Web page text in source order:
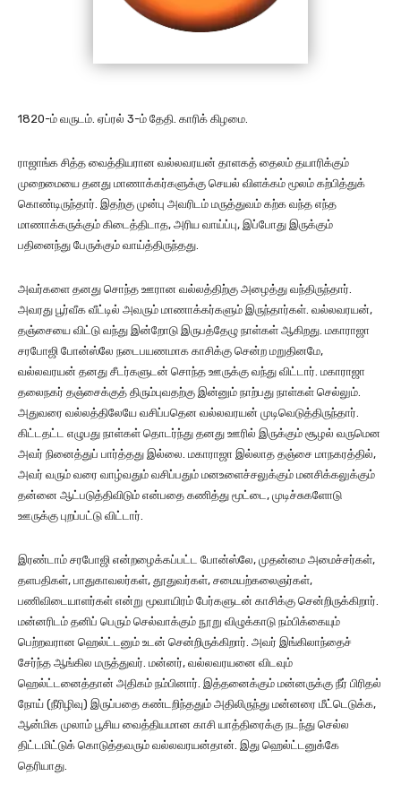
1820-ம் வருடம். ஏப்ரல் 3-ம் தேதி. காரிக் கிழமை.
ராஜாங்க சித்த வைத்தியரான வல்லவரயன் தாளகத் தைலம் தயாரிக்கும்
முறைமையை தனது மாணாக்கர்களுக்கு செயல் விளக்கம் மூலம் கற்பித்துக்
கொண்டிருந்தார். இதற்கு முன்பு அவரிடம் மருத்துவம் கற்க வந்த எந்த
மாணாக்கருக்கும் கிடைத்திடாத, அரிய வாய்ப்பு, இப்போது இருக்கும்
பதினைந்து பேருக்கும் வாய்த்திருந்தது.
அவர்களை தனது சொந்த ஊரான வல்லத்திற்கு அழைத்து வந்திருந்தார்.
அவரது பூர்வீக வீட்டில் அவரும் மாணாக்கர்களும் இருந்தார்கள். வல்லவரயன்,
தஞ்சையை விட்டு வந்து இன்றோடு இருபத்தேழு நாள்கள் ஆகிறது. மகாராஜா
சரபோஜி போன்ஸ்லே நடைபயணமாக காசிக்கு சென்ற மறுதினமே,
வல்லவரயன் தனது சீடர்களுடன் சொந்த ஊருக்கு வந்து விட்டார். மகாராஜா
தலைநகர் தஞ்சைக்குத் திரும்புவதற்கு இன்னும் நாற்பது நாள்கள் செல்லும்.
அதுவரை வல்லத்திலேயே வசிப்பதென வல்லவரயன் முடிவெடுத்திருந்தார்.
கிட்டதட்ட எழுபது நாள்கள் தொடர்ந்து தனது ஊரில் இருக்கும் சூழல் வருமென
அவர் நினைத்துப் பார்த்தது இல்லை. மகாராஜா இல்லாத தஞ்சை மாநகரத்தில்,
அவர் வரும் வரை வாழ்வதும் வசிப்பதும் மனஉளைச்சலுக்கும் மனசிக்கலுக்கும்
தன்னை ஆட்படுத்திவிடும் என்பதை கணித்து மூட்டை, முடிச்சுகளோடு
ஊருக்கு புறப்பட்டு விட்டார்.
இரண்டாம் சரபோஜி என்றழைக்கப்பட்ட போன்ஸ்லே, முதன்மை அமைச்சர்கள்,
தளபதிகள், பாதுகாவலர்கள், தூதுவர்கள், சமையற்கலைஞர்கள்,
பணிவிடையாளர்கள் என்று மூவாயிரம் பேர்களுடன் காசிக்கு சென்றிருக்கிறார்.
மன்னரிடம் தனிப் பெரும் செல்வாக்கும் நூறு விழுக்காடு நம்பிக்கையும்
பெற்றவரான ஹெல்ட்டனும் உடன் சென்றிருக்கிறார். அவர் இங்கிலாந்தைச்
சேர்ந்த ஆங்கில மருத்துவர். மன்னர், வல்லவரயனை விடவும்
ஹெல்ட்டனைத்தான் அதிகம் நம்பினார். இத்தனைக்கும் மன்னருக்கு நீர் பிரிதல்
நோய் (நீரிழிவு) இருப்பதை கண்டறிந்ததும் அதிலிருந்து மன்னரை மீட்டெடுக்க,
ஆன்மிக முலாம் பூசிய வைத்தியமான காசி யாத்திரைக்கு நடந்து செல்ல
திட்டமிட்டுக் கொடுத்தவரும் வல்லவரயன்தான். இது ஹெல்ட்டனுக்கே
தெரியாது.